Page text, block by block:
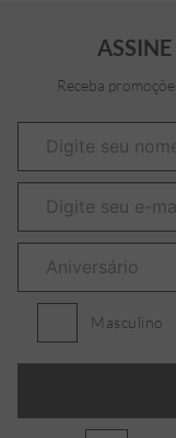
Receba
Masculino